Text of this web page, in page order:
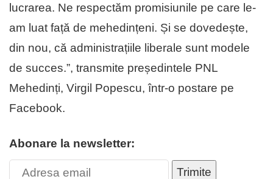
lucrarea. Ne respectăm promisiunile pe care le-
am luat față de mehedințeni. Și se dovedește,
din nou, că administrațiile liberale sunt modele
de succes.”, transmite președintele PNL
Mehedinți, Virgil Popescu, într-o postare pe
Facebook.
Abonare la newsletter:
Trimite